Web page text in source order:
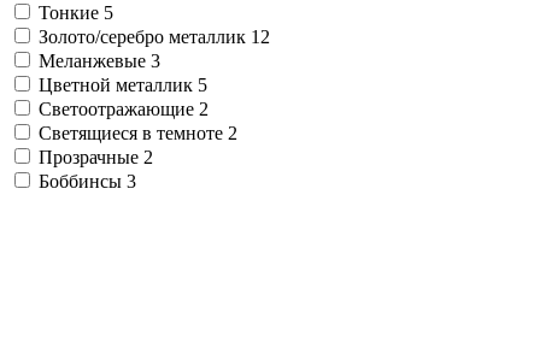
Тонкие 5
Золото/серебро металлик 12
Меланжевые 3
Цветной металлик 5
Светоотражающие 2
Светящиеся в темноте 2
Прозрачные 2
Боббинсы 3